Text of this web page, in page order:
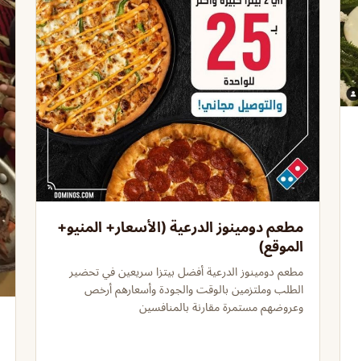
مطعم دومينوز الدرعية (الأسعار+ المنيو+
الموقع)
مطعم دومينوز الدرعية أفضل بيتزا سريعين في تحضير
الطلب وملتزمين بالوقت والجودة وأسعارهم أرخص
وعروضهم مستمرة مقارنة بالمنافسين